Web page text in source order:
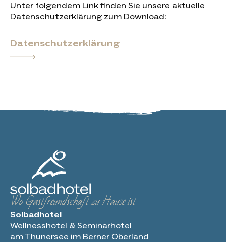
Unter folgendem Link finden Sie unsere aktuelle
Datenschutzerklärung zum Download:
Datenschutzerklärung
Wo Gastfreundschaft zu Hause ist
Solbadhotel
Wellnesshotel & Seminarhotel
am Thunersee im Berner Oberland